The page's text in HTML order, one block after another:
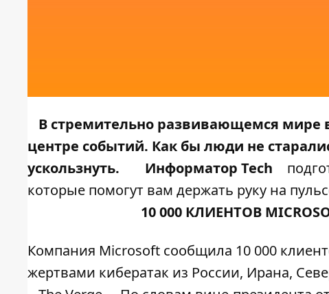
В стремительно развивающемся мире
центре событий. Как бы люди не
ускользнуть.
Информатор Tech
которые помогут вам держать руку на
10 000 КЛИЕНТОВ
Компания Microsoft сообщила 10 000
жертвами кибератак из России, Ирана,